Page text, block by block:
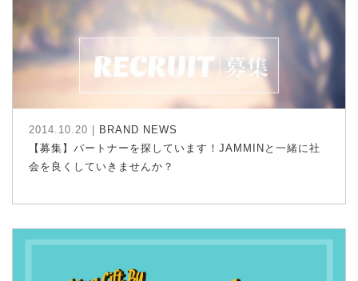
2014.10.20 |
BRAND NEWS
【募集】パートナーを探しています！JAMMINと一緒に社
会を良くしていきませんか？